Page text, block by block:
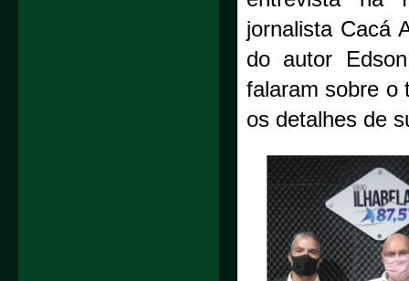
jornalista Cacá
do autor
falaram sobre o
os detalhes de